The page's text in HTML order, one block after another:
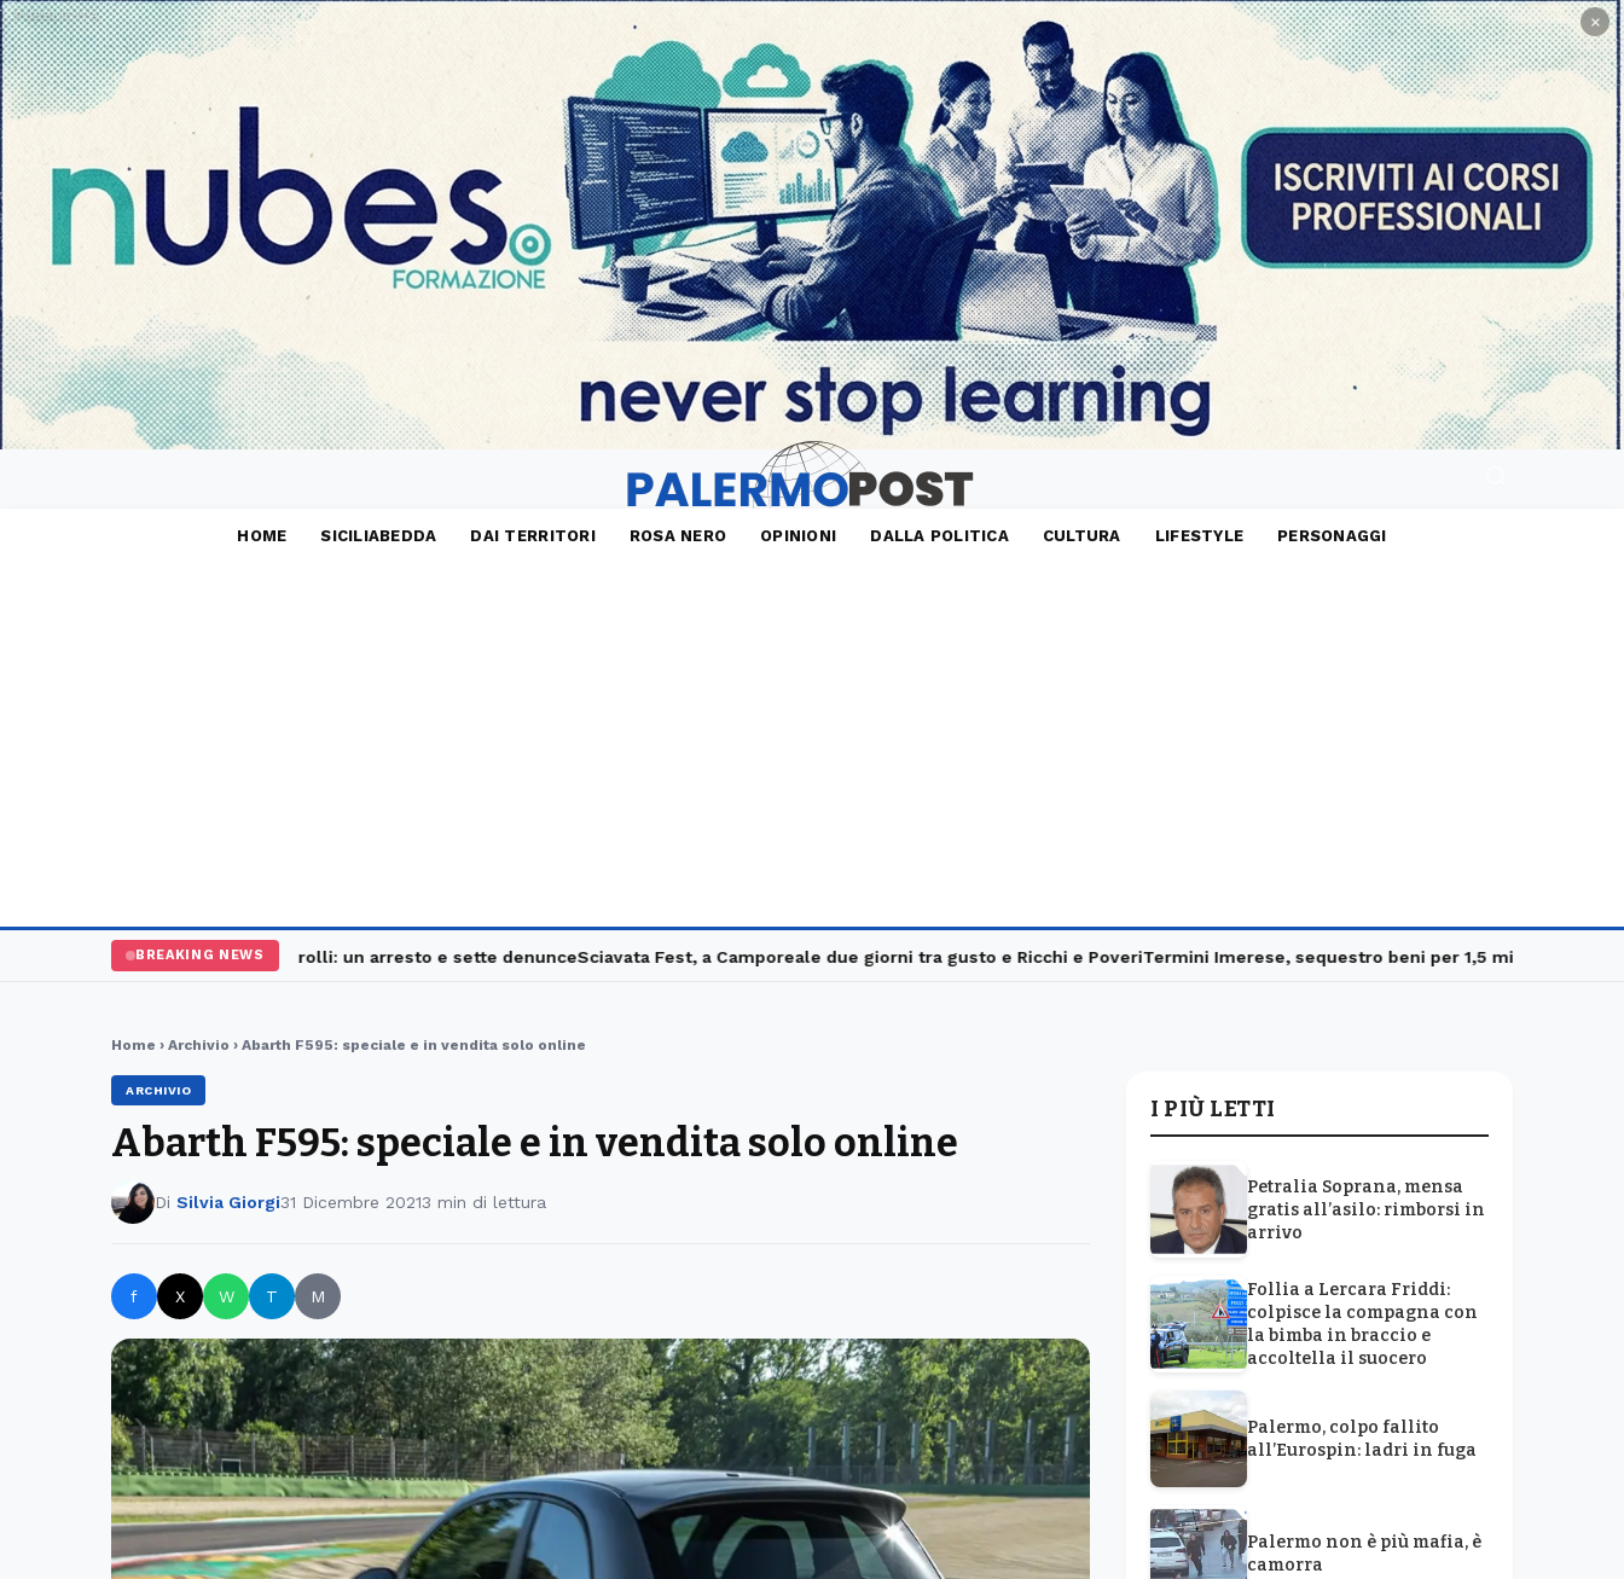
PUBBLICITÀ ×
HOME SICILIABEDDA DAI TERRITORI ROSA NERO OPINIONI DALLA POLITICA CULTURA LIFESTYLE PERSONAGGI
BREAKING NEWS
Palermo, maxi controlli: un arresto e sette denunceSciavata Fest, a Camporeale due giorni tra gusto e Ricchi e PoveriTermini Imerese, sequestro beni per 1,5 milioniCarabinieri
Home › Archivio › Abarth F595: speciale e in vendita solo online
ARCHIVIO
Abarth F595: speciale e in vendita solo online
Di Silvia Giorgi31 Dicembre 20213 min di lettura
f X W T M
I PIÙ LETTI
Petralia Soprana, mensa
gratis all’asilo: rimborsi in
arrivo
Follia a Lercara Friddi:
colpisce la compagna con
la bimba in braccio e
accoltella il suocero
Palermo, colpo fallito
all’Eurospin: ladri in fuga
Palermo non è più mafia, è
camorra